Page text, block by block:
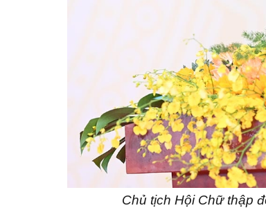
Chủ tịch Hội Chữ thập